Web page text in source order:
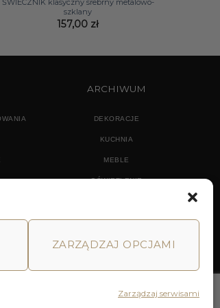
Zarządzaj serwisami
ZARZĄDZAJ OPCJAMI
ŚWIECZNIK klasyczny srebrny metalowo-
szklany
157,00 zł
ARCHIWUM
DEKORACJE
KUCHNIA
MEBLE
OŚWIETLENIE